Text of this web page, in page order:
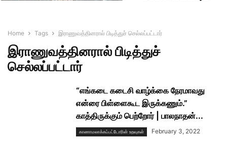
Home Tags இராணுவத்தினரால் பிடித்துச் செல்லப்பட்டார்
இராணுவத்தினரால் பிடித்துச்
செல்லப்பட்டார்
“எங்கடை கடைசி வாழ்க்கை நேரமாவது
என்ரை பிள்ளைகூட இருக்கணும்.”
காத்திருக்கும் பெற்றோர் | பாலநாதன்...
காணாமலாக்கப்பட்டோரின் உறவுகள் February 3, 2022